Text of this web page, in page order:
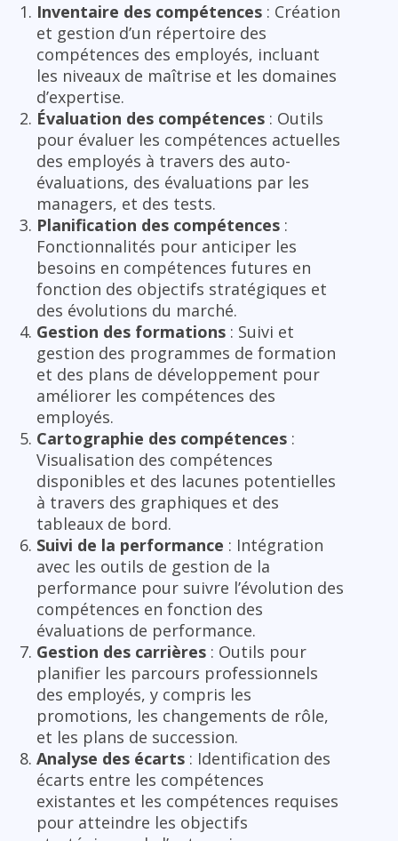
Inventaire des compétences : Création
et gestion d’un répertoire des
compétences des employés, incluant
les niveaux de maîtrise et les domaines
d’expertise.
Évaluation des compétences : Outils
pour évaluer les compétences actuelles
des employés à travers des auto-
évaluations, des évaluations par les
managers, et des tests.
Planification des compétences :
Fonctionnalités pour anticiper les
besoins en compétences futures en
fonction des objectifs stratégiques et
des évolutions du marché.
Gestion des formations : Suivi et
gestion des programmes de formation
et des plans de développement pour
améliorer les compétences des
employés.
Cartographie des compétences :
Visualisation des compétences
disponibles et des lacunes potentielles
à travers des graphiques et des
tableaux de bord.
Suivi de la performance : Intégration
avec les outils de gestion de la
performance pour suivre l’évolution des
compétences en fonction des
évaluations de performance.
Gestion des carrières : Outils pour
planifier les parcours professionnels
des employés, y compris les
promotions, les changements de rôle,
et les plans de succession.
Analyse des écarts : Identification des
écarts entre les compétences
existantes et les compétences requises
pour atteindre les objectifs